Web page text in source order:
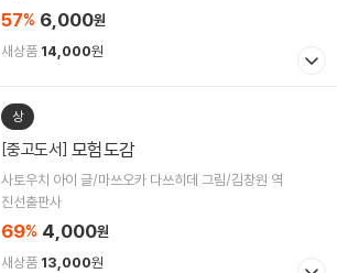
57% 6,000원
새상품 14,000원
상
[중고도서] 모험도감
사토우치 아이 글/마쓰오카 다쓰히데 그림/김창원 역
진선출판사
69% 4,000원
새상품 13,000원